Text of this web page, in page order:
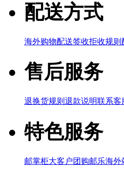
配送方式
海外购物配送签收拒收规则
售后服务
退换货规则 退款说明联系客
特色服务
邮掌柜大客户团购邮乐海外